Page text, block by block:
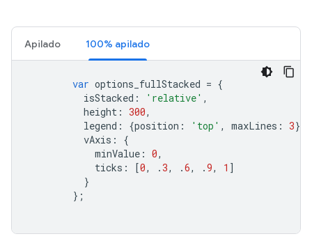
Apilado 100% apilado
var options_fullStacked = {
isStacked : 'relative' ,
height : 300,
legend : {position : 'top' , maxLines : 3},
vAxis :
{
minValue : 0,
ticks : [0, .3, .6, .9, 1 ]
}
};